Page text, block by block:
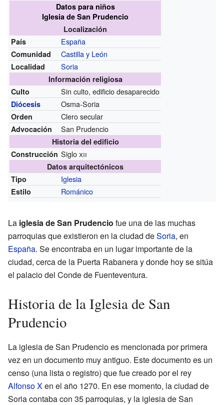
Datos para niños
Iglesia de San Prudencio
Localización
País
España
Comunidad Castilla y León
Localidad Soria
Información religiosa
Culto
Sin culto, edificio desaparecido
Diócesis Osma-Soria
Orden Clero secular
Advocación San Prudencio
Historia del edificio
Construcción Sigloxii
Datos arquitectónicos
Tipo
Iglesia
Estilo Románico
La iglesia de San Prudencio fue una de las muchas
parroquias que existieron en la ciudad deSoria, en
España. Se encontraba en un lugar importante de la
ciudad, cerca de la Puerta Rabanera y donde hoy se sitúa
el palacio del Conde de Fuenteventura.
Historia de la Iglesia de San
Prudencio
La iglesia de San Prudencio es mencionada por primera
vez en un documento muy antiguo. Este documento es un
censo (una lista o registro) que fue creado por el rey
Alfonso Xen el año 1270. En ese momento, la ciudad de
Soria contaba con 35 parroquias, y la iglesia de San